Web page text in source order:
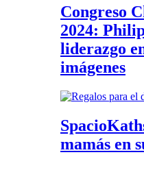
Congreso
2024:
liderazgo
imágenes
mamás en